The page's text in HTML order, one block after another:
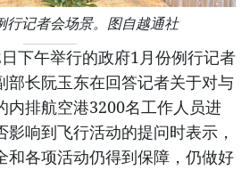
行记者会场景。图自越通社
下午举行的政府1月份例行记者
部长阮玉东在回答记者关于对与
内排航空港3200名工作人员进
响到飞行活动的提问时表示，
和各项活动仍得到保障，仍做好